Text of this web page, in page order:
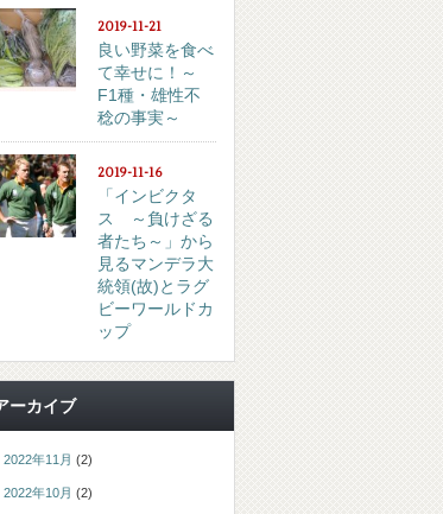
2019-11-21
良い野菜を食べ
て幸せに！～
F1種・雄性不
稔の事実～
2019-11-16
「インビクタ
ス ～負けざる
者たち～」から
見るマンデラ大
統領(故)とラグ
ビーワールドカ
ップ
ーカイブ
2022年11月 (2)
2022年10月 (2)